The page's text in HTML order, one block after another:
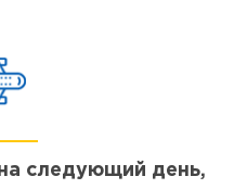
следующий день,